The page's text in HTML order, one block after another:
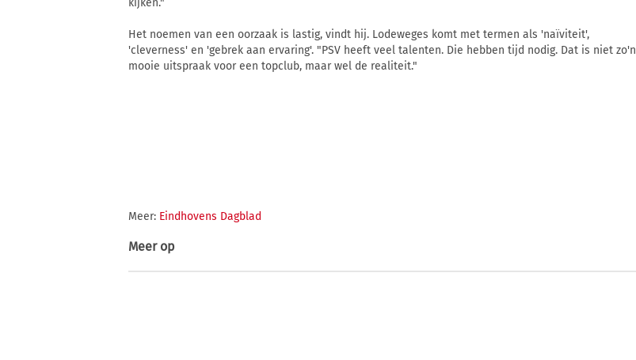
kijken."
Het noemen van een oorzaak is lastig, vindt hij. Lodeweges komt met termen als 'naïviteit',
'cleverness' en 'gebrek aan ervaring'. "PSV heeft veel talenten. Die hebben tijd nodig. Dat is niet zo'n
mooie uitspraak voor een topclub, maar wel de realiteit."
Meer: Eindhovens Dagblad
Meer op